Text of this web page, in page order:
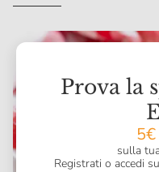
Prova la
sulla
Registrati o accedi